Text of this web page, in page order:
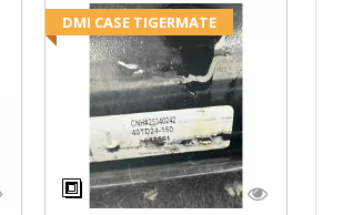
DMI CASE TIGERMATE